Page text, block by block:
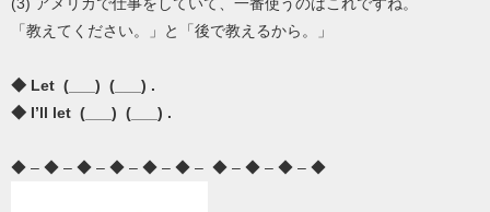
「教えてください。」と「後で教えるから。」
◆ Let (___) (___) .
◆ I’ll let (___) (___) .
◆ – ◆ – ◆ – ◆ – ◆ – ◆ – ◆ – ◆ – ◆ – ◆